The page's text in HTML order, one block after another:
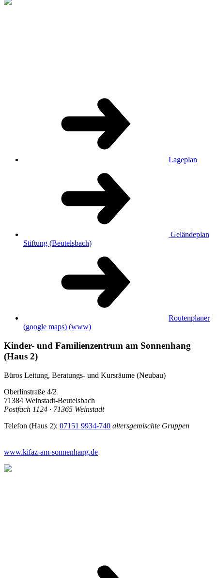
Lageplan
Geländeplan
Stiftung (Beutelsbach)
Routenplaner
(google maps) (www)
Kinder- und Familienzentrum am Sonnenhang
(Haus 2)
Büros Leitung, Beratungs- und Kursräume (Neubau)
Oberlinstraße 4/2
71384 Weinstadt-Beutelsbach
Postfach 1124 · 71365 Weinstadt
Telefon (Haus 2): 07151 9934-740 altersgemischte Gruppen
www.kifaz-am-sonnenhang.de